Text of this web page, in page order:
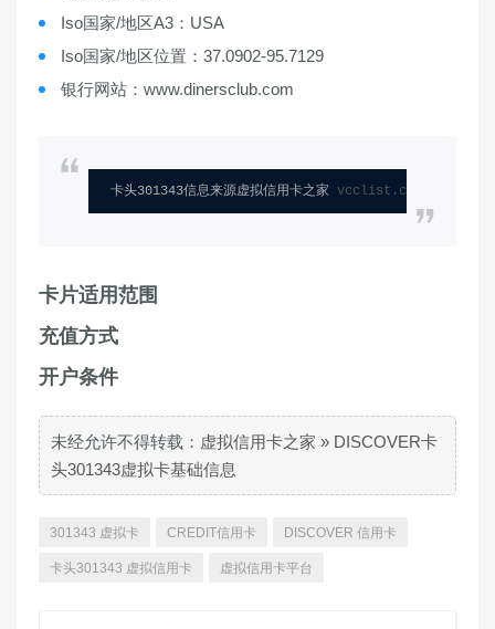
Iso国家/地区A3：USA
Iso国家/地区位置：37.0902-95.7129
银行网站：www.dinersclub.com
卡头301343信息来源虚拟信用卡之家 vcclist.com
卡片适用范围
充值方式
开户条件
未经允许不得转载： 虚拟信用卡之家 » DISCOVER卡
头301343虚拟卡基础信息
301343 虚拟卡 CREDIT信用卡 DISCOVER 信用卡
卡头301343 虚拟信用卡 虚拟信用卡平台